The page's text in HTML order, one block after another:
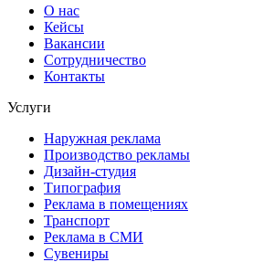
О нас
Кейсы
Вакансии
Сотрудничество
Контакты
Услуги
Наружная реклама
Производство рекламы
Дизайн-студия
Типография
Реклама в помещениях
Транспорт
Реклама в СМИ
Сувениры